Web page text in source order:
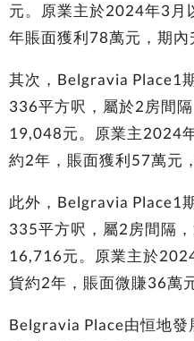
元。原業主於2024年3月
年賬面獲利78萬元，期內
其次，Belgravia Place1
336平方呎，屬於2房間
19,048元。原業主2024
約2年，賬面獲利57萬元
此外，Belgravia Place1
335平方呎，屬2房間隔
16,716元。原業主於
貨約2年，賬面微賺36萬
Belgravia Place由恒地發